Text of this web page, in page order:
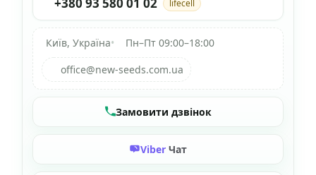
lifecell
Київ, Україна•
Пн–Пт 09:00–18:00
office@new-seeds.com.ua
Замовити дзвінок
Viber Чат